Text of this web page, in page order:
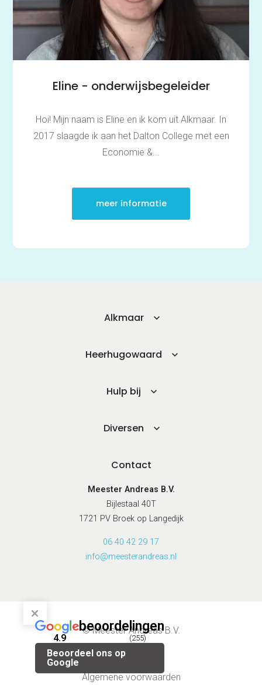
Eline - onderwijsbegeleider
Hoi! Mijn naam is Eline en ik kom uit Alkmaar. In
2017 slaagde ik aan het Dalton College met een
Economie &...
meer informatie
Alkmaar
Heerhugowaard
Hulp bij
Diversen
Contact
Meester Andreas B.V.
Bijlestaal 40T
1721 PV Broek op Langedijk
06 40 42 29 17
info@meesterandreas.nl
© Meester Andreas B.V.
Privacybeleid
Algemene voorwaarden
beoordelingen
4.9 (255)
Beoordeel ons op
Google